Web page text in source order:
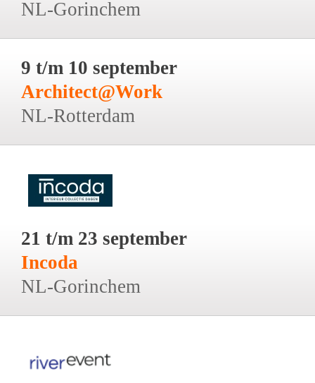
NL-Gorinchem
9 t/m 10 september
Architect@Work
NL-Rotterdam
21 t/m 23 september
Incoda
NL-Gorinchem